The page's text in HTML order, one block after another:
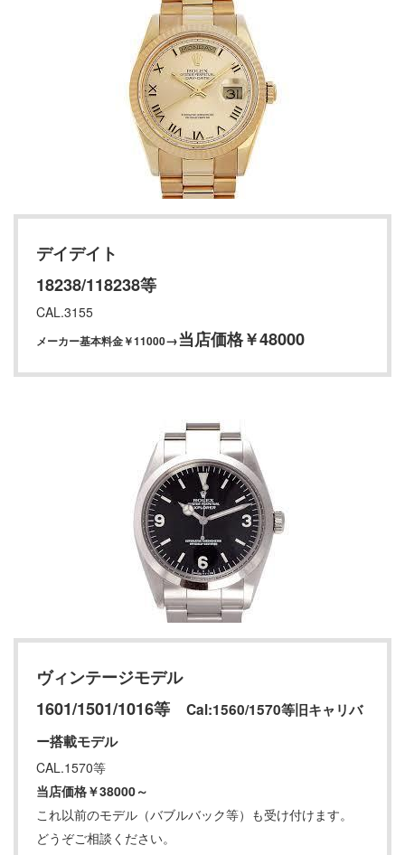
デイデイト
18238/118238等
CAL.3155
メーカー基本料金￥11000→当店価格￥48000
ヴィンテージモデル
1601/1501/1016等 Cal:1560/1570等旧キャリバ
ー搭載モデル
CAL.1570等
当店価格￥38000～
これ以前のモデル（バブルバック等）も受け付けます。
どうぞご相談ください。